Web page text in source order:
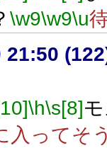
\w9\w9\u
21:50
\h\s[8]
入ってそ